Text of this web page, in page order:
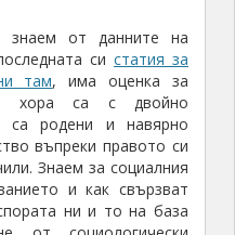
знаем от данните на
систатия за
там, има оценка за
хора са с двойно
са родени и навярно
въпреки правото си
Знаем за социалния
и как свързват
ни и то на база